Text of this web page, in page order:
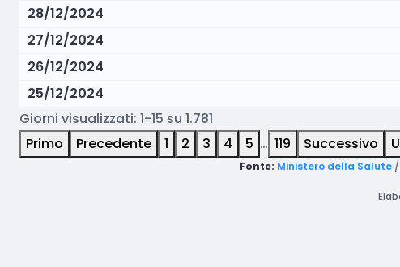
28/12/2024
27/12/2024
26/12/2024
25/12/2024
Giorni visualizzati: 1-15 su 1.781
Primo
Precedente 1 2 3 4 5 … 119 Successivo
Fonte: Ministero della Salute/